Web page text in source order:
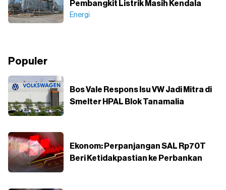
Pembangkit Listrik Masih Kendala
Energi
Populer
Bos Vale Respons Isu VW Jadi Mitra di
Smelter HPAL Blok Tanamalia
Ekonom: Perpanjangan SAL Rp70T
Beri Ketidakpastian ke Perbankan